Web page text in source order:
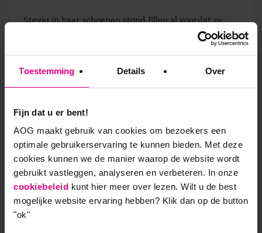
Toestemming Details Over
Fijn dat u er bent!
AOG maakt gebruik van cookies om bezoekers een
optimale gebruikerservaring te kunnen bieden. Met deze
cookies kunnen we de manier waarop de website wordt
gebruikt vastleggen, analyseren en verbeteren. In onze
cookiebeleid kunt hier meer over lezen. Wilt u de best
mogelijke website ervaring hebben? Klik dan op de button
"ok''
Stevig in haar schoenen stond Ellen al voordat ze
begon aan de leergangen. ‘Ik heb bijvoorbeeld geen
moeite met slecht-nieuwsgesprekken. Dat hoort
zeiden dat ze buikpijn hadden omdat ze een lastig
dacht ik: kom op, dit hoort gewoon bij je werk. Nu
en vraag ik hoe ik iemand hierbij kan helpen. Ook
dat is het mooie van de leergangen: ze zijn niet
alleen verrijkend voor jezelf, maar geven meer
inzicht in wat andere mensen beweegt.’
Je leven lang leerling